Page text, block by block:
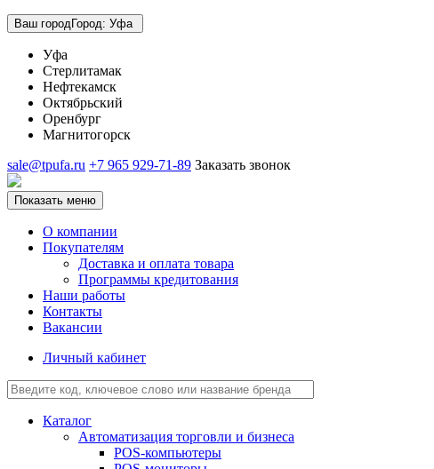
Ваш городГород: Уфа
Уфа
Стерлитамак
Нефтекамск
Октябрьский
Оренбург
Магнитогорск
sale@tpufa.ru +7 965 929-71-89 Заказать звонок
Показать меню
О компании
Покупателям
Доставка и оплата товара
Программы кредитования
Наши работы
Контакты
Вакансии
Личный кабинет
Каталог
Автоматизация торговли и бизнеса
POS-компьютеры